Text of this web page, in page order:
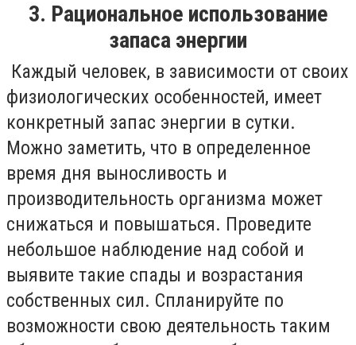
3. Рациональное использование
запаса энергии
Каждый человек, в зависимости от своих
физиологических особенностей, имеет
конкретный запас энергии в сутки.
Можно заметить, что в определенное
время дня выносливость и
производительность организма может
снижаться и повышаться. Проведите
небольшое наблюдение над собой и
выявите такие спады и возрастания
собственных сил. Спланируйте по
возможности свою деятельность таким